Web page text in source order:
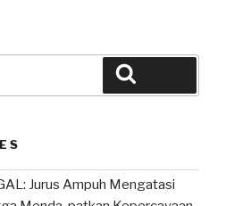
Jurus Ampuh Mengatasi